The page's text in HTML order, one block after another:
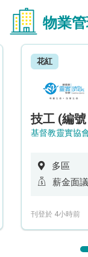
物業
花紅
技工 (編
基督教靈實協
多區
薪金面議
刊登於 4小時前